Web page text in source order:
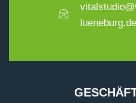
lueneburg.de